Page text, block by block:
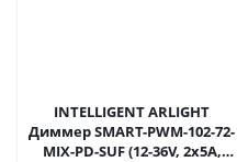
INTELLIGENT ARLIGHT
Диммер SMART-PWM-102-72-
MIX-PD-SUF (12-36V, 2x5A,